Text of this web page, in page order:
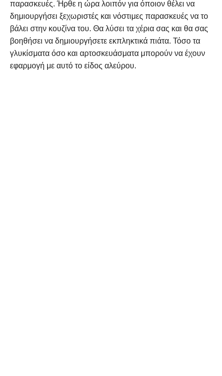
παρασκευές. Ήρθε η ώρα λοιπόν για όποιον θέλει να
δημιουργήσει ξεχωριστές και νόστιμες παρασκευές να το
βάλει στην κουζίνα του. Θα λύσει τα χέρια σας και θα σας
βοηθήσει να δημιουργήσετε εκπληκτικά πιάτα. Τόσο τα
γλυκίσματα όσο και αρτοσκευάσματα μπορούν να έχουν
εφαρμογή με αυτό το είδος αλεύρου.